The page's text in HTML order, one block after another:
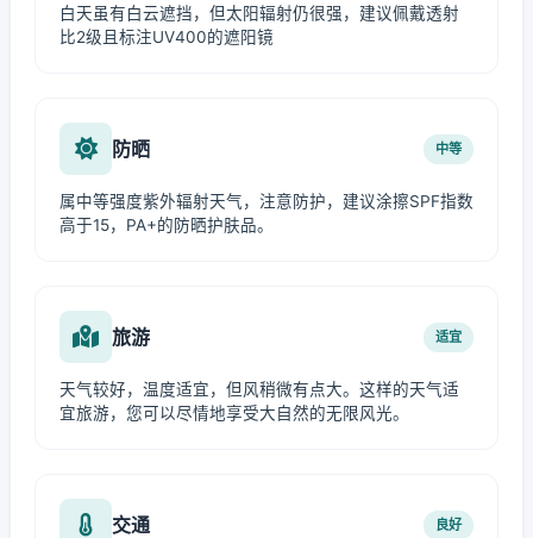
白天虽有白云遮挡，但太阳辐射仍很强，建议佩戴透射
比2级且标注UV400的遮阳镜
防晒 中等
属中等强度紫外辐射天气，注意防护，建议涂擦SPF指数
高于15，PA+的防晒护肤品。
旅游 适宜
天气较好，温度适宜，但风稍微有点大。这样的天气适
宜旅游，您可以尽情地享受大自然的无限风光。
交通 良好